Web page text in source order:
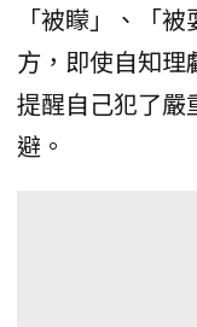
「被矇」、「
方，即使自知理
提醒自己犯了嚴
避。